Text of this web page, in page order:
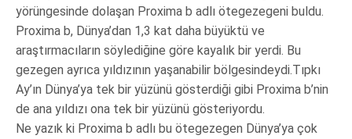
yörüngesinde dolaşan Proxima b adlı ötegezegeni buldu.
Proxima b, Dünya’dan 1,3 kat daha büyüktü ve
araştırmacıların söylediğine göre kayalık bir yerdi. Bu
gezegen ayrıca yıldızının yaşanabilir bölgesindeydi.Tıpkı
Ay’ın Dünya’ya tek bir yüzünü gösterdiği gibi Proxima b’nin
de ana yıldızı ona tek bir yüzünü gösteriyordu.
Ne yazık ki Proxima b adlı bu ötegezegen Dünya’ya çok